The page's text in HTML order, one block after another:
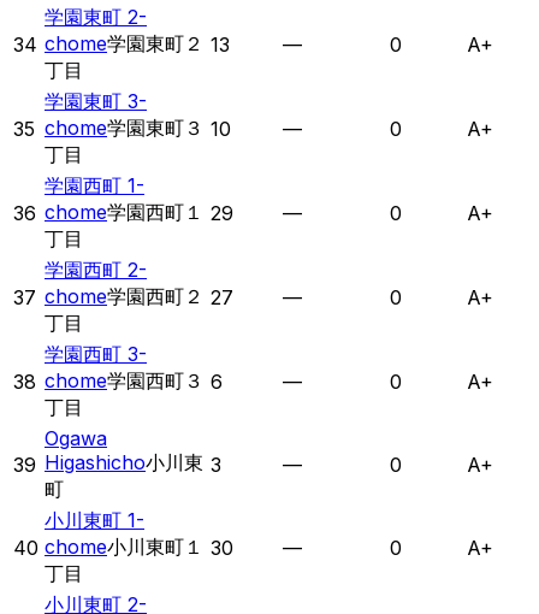
34
学園東町 2-
chome学園東町２
丁目
13 — 0 A+
35
学園東町 3-
chome学園東町３
丁目
10 — 0 A+
36
学園西町 1-
chome学園西町１
丁目
29 — 0 A+
37
学園西町 2-
chome学園西町２
丁目
27 — 0 A+
38
学園西町 3-
chome学園西町３
丁目
6 — 0 A+
39
Ogawa
Higashicho小川東
町
3 — 0 A+
40
小川東町 1-
chome小川東町１
丁目
30 — 0 A+
小川東町 2-